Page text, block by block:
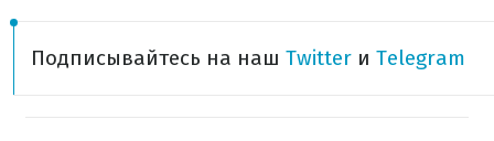
Подписывайтесь на наш Twitter и Telegram